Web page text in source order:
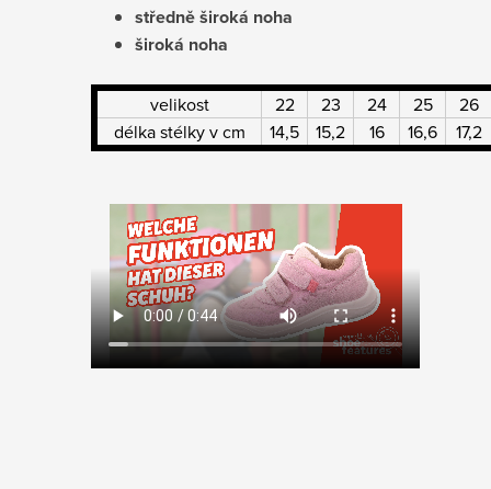
středně široká noha
široká noha
velikost 22 23 24 25
26
délka stélky v cm
14,5 15,2 16 16,6 17,2